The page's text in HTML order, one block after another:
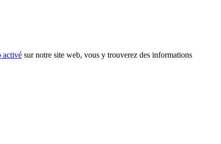
activé sur notre site web, vous y trouverez des informations